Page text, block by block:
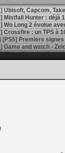
Mistfall Hunter : déjà
Wo Long 2 évolue
Crossfire : un TPS à
[PS5] Premiers
DOOM arrive en
Bethesda fête les 30
Roblox : l'action en
Agenda - GeForce